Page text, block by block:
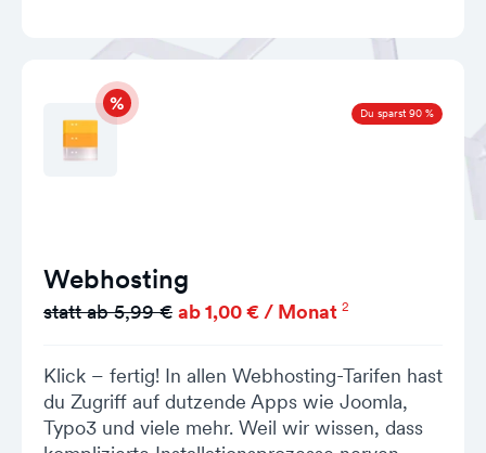
Du sparst 90 %
Webhosting
statt ab 5,99 € ab 1,00 € / Monat 2
Klick – fertig! In allen Webhosting-Tarifen hast
du Zugriff auf dutzende Apps wie Joomla,
Typo3 und viele mehr. Weil wir wissen, dass